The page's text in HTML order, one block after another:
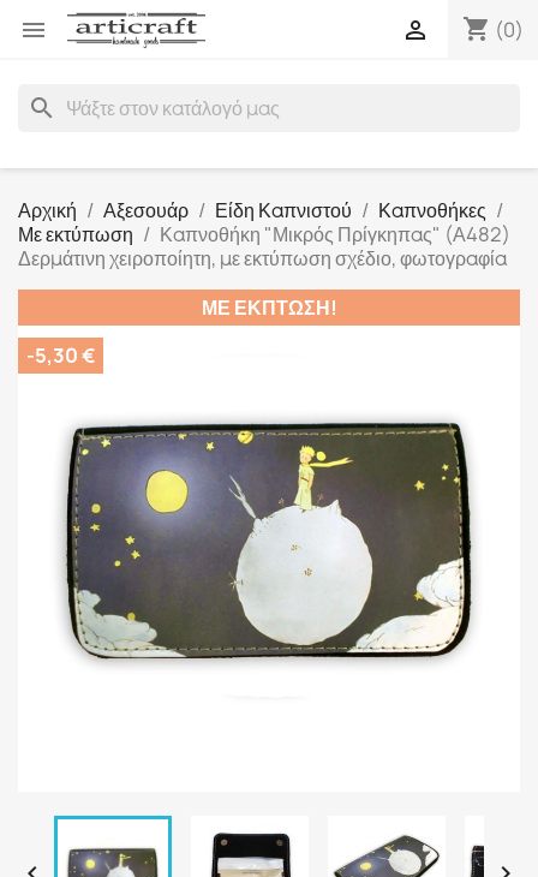
 shopping_cart (0)

search
Αρχική Αξεσουάρ Είδη Καπνιστού
Καπνοθήκες
Με εκτύπωση
Καπνοθήκη "Μικρός Πρίγκηπας" (Α482)
Δερμάτινη χειροποίητη, με εκτύπωση σχέδιο, φωτογραφία
ΜΕ ΈΚΠΤΩΣΗ!
-5,30 €